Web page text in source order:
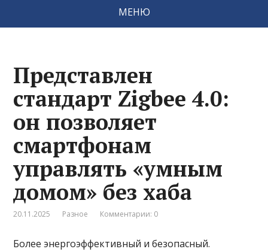
МЕНЮ
Представлен
стандарт Zigbee 4.0:
он позволяет
смартфонам
управлять «умным
домом» без хаба
20.11.2025 Разное Комментарии: 0
Более энергоэффективный и безопасный.